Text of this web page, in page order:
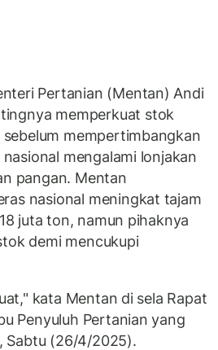
Pertanian (Mentan) Andi
memperkuat stok
mempertimbangkan
mengalami lonjakan
pangan. Mentan
nasional meningkat tajam
juta ton, namun pihaknya
demi mencukupi
kata Mentan di sela Rapat
Penyuluh Pertanian yang
Sabtu (26/4/2025).